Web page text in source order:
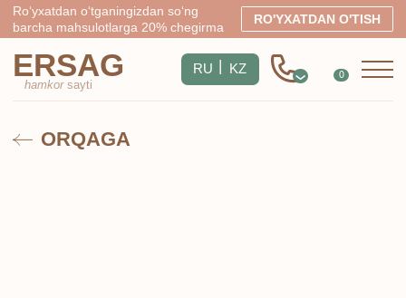
Ro‘yxatdan o‘tganingizdan so‘ng
barcha mahsulotlarga 20% chegirma
RO'YXATDAN O'TISH
0
ERSAG
hamkorsayti
ORQAGA